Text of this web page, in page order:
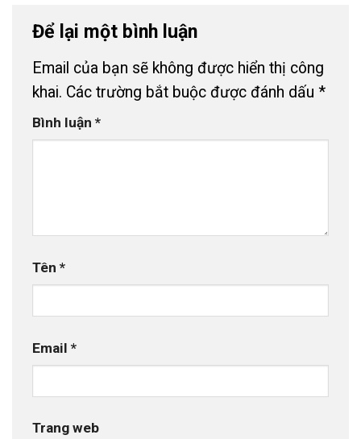
Để lại một bình luận
Email của bạn sẽ không được hiển thị công
khai. Các trường bắt buộc được đánh dấu *
Bình luận *
Tên *
Email *
Trang web